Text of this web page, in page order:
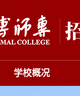
学校概况